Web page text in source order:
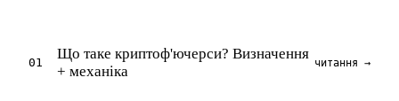
01
Що таке криптоф'ючерси? Визначення
+ механіка
читання →